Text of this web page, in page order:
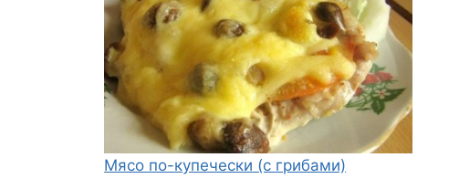
Мясо по-купечески (с грибами)